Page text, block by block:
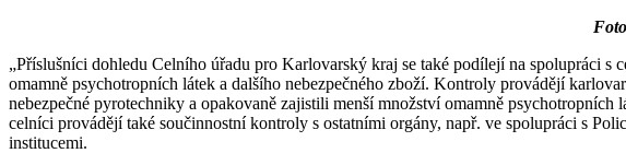
„Příslušníci dohledu Celního úřadu pro Karlovarský kraj se také podílejí na spolupráci
omamně psychotropních látek a dalšího nebezpečného zboží. Kontroly provádějí
nebezpečné pyrotechniky a opakovaně zajistili menší množství omamně
celníci provádějí také součinnostní kontroly s ostatními orgány, např. ve spolupráci s
institucemi.